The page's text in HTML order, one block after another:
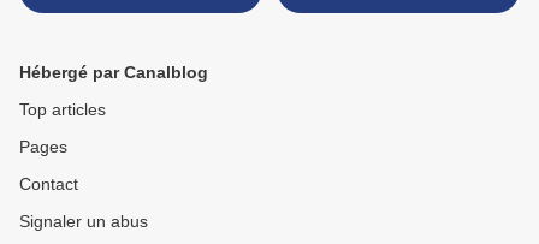
Hébergé par Canalblog
Top articles
Pages
Contact
Signaler un abus